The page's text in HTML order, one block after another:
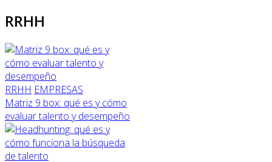
RRHH
RRHH EMPRESAS
Matriz 9 box: qué es y cómo
evaluar talento y desempeño